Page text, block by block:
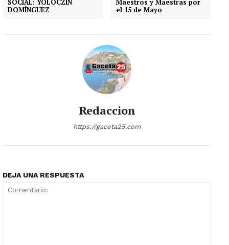
SOCIAL: YOLOCZIN
DOMÍNGUEZ
Maestros y Maestras por
el 15 de Mayo
Redaccion
https://gaceta25.com
DEJA UNA RESPUESTA